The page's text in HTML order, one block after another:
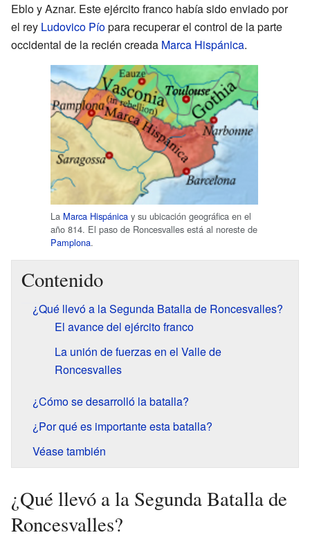
Eblo y Aznar. Este ejército franco había sido enviado por
el rey Ludovico Píopara recuperar el control de la parte
occidental de la recién creada Marca Hispánica.
La Marca Hispánica y su ubicación geográfica en el
año 814. El paso de Roncesvalles está al noreste de
Pamplona.
Contenido
¿Qué llevó a la Segunda Batalla de Roncesvalles?
El avance del ejército franco
La unión de fuerzas en el Valle de
Roncesvalles
¿Cómo se desarrolló la batalla?
¿Por qué es importante esta batalla?
Véase también
¿Qué llevó a la Segunda Batalla de
Roncesvalles?